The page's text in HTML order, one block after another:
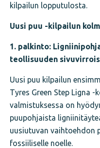
kilpailun lopputulosta.
Uusi puu -kilpailun
1. palkinto:
teollisuuden
Uusi puu kilpailun
Tyres Green Step Ligna -
valmistuksessa on
puupohjaista
uusiutuvan vaihtoehdon
fossiiliselle noelle.